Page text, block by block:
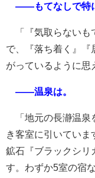
――もてなしで特に
「『気取らないも
で、『落ち着く』『
がっているように思
――温泉は。
「地元の長瀞温泉
き客室に引いていま
鉱石『ブラックシリ
す。わずか5室の宿